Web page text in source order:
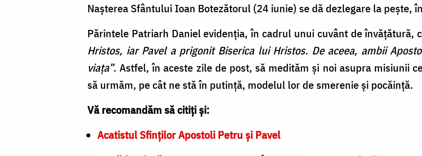
Nașterea Sfântului Ioan Botezătorul (24 iunie) se dă dezlegare la pește,
Părintele Patriarh Daniel evidenția, în cadrul unui cuvânt de învățătură,
Hristos, iar Pavel a prigonit Biserica lui Hristos. De aceea, ambii
viața”. Astfel, în aceste zile de post, să medităm și noi asupra misiunii
să urmăm, pe cât ne stă în putință, modelul lor de smerenie și pocăință.
Vă recomandăm să citiți și:
Acatistul Sfinţilor Apostoli Petru şi Pavel